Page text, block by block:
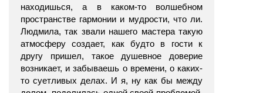
находишься, а в каком-то волшебном
пространстве гармонии и мудрости, что ли.
Людмила, так звали нашего мастера такую
атмосферу создает, как будто в гости к
другу пришел, такое душевное доверие
возникает, и забываешь о времени, о каких-
то суетливых делах. И я, ну как бы между